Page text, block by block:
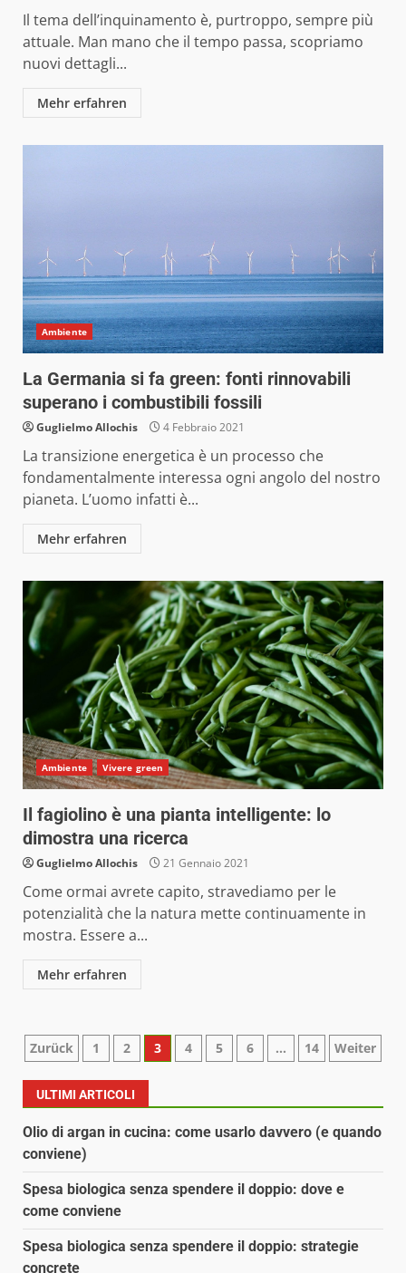
Il tema dell’inquinamento è, purtroppo, sempre più
attuale. Man mano che il tempo passa, scopriamo
nuovi dettagli...
Mehr erfahren
Ambiente
La Germania si fa green: fonti rinnovabili
superano i combustibili fossili
Guglielmo Allochis 4 Febbraio 2021
La transizione energetica è un processo che
fondamentalmente interessa ogni angolo del nostro
pianeta. L’uomo infatti è...
Mehr erfahren
Ambiente Vivere green
Il fagiolino è una pianta intelligente: lo
dimostra una ricerca
Guglielmo Allochis 21 Gennaio 2021
Come ormai avrete capito, stravediamo per le
potenzialità che la natura mette continuamente in
mostra. Essere a...
Mehr erfahren
Paginazione
degli
articoli
Zurück 1 2 3 4 5 6 … 14 Weiter
ULTIMI ARTICOLI
Olio di argan in cucina: come usarlo davvero (e quando
conviene)
Spesa biologica senza spendere il doppio: dove e
come conviene
Spesa biologica senza spendere il doppio: strategie
concrete